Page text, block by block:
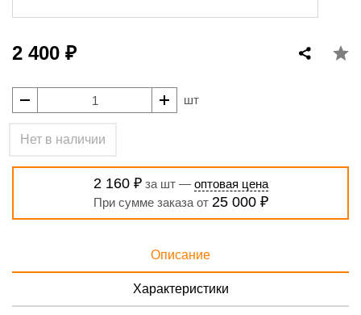
2 400 ₽
шт
Нет в наличии
2 160 ₽за шт — оптовая цена
При сумме заказа от 25 000 ₽
Описание
Характеристики